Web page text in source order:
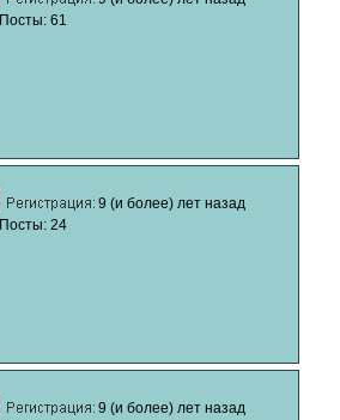
Посты: 61
9 (и более) лет назад
Посты: 24
9 (и более) лет назад